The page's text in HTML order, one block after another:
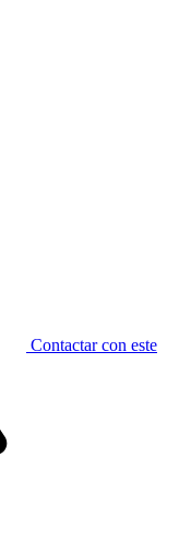
Contactar con este